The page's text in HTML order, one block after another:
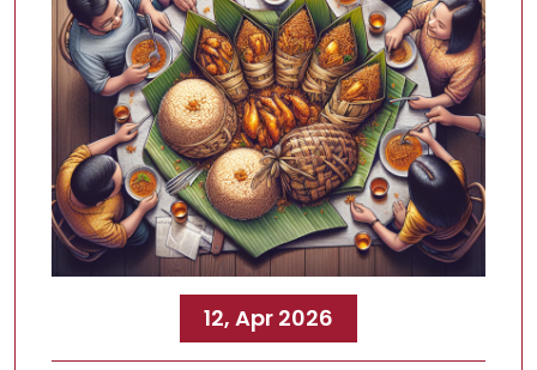
12, Apr 2026